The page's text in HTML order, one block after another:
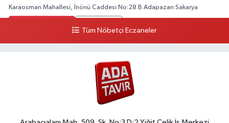
Karaosman Mahallesi, İnönü Caddesi No:28 B Adapazarı Sakarya
Karaman Mahallesi, Cahit Kıraç Caddesi No:31 16 Adapazarı Sakarya
Yol Tarifi Al
Tüm Nöbetçi Eczaneler